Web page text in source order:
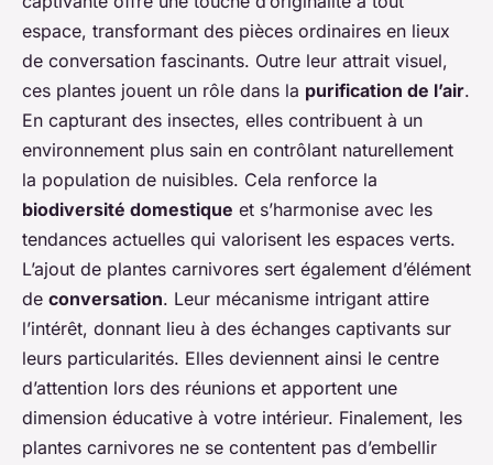
espace, transformant des pièces ordinaires en lieux
de conversation fascinants. Outre leur attrait visuel,
ces plantes jouent un rôle dans la purification de l’air.
En capturant des insectes, elles contribuent à un
environnement plus sain en contrôlant naturellement
la population de nuisibles. Cela renforce la
biodiversité domestique et s’harmonise avec les
tendances actuelles qui valorisent les espaces verts.
L’ajout de plantes carnivores sert également d’élément
de conversation. Leur mécanisme intrigant attire
l’intérêt, donnant lieu à des échanges captivants sur
leurs particularités. Elles deviennent ainsi le centre
d’attention lors des réunions et apportent une
dimension éducative à votre intérieur. Finalement, les
plantes carnivores ne se contentent pas d’embellir